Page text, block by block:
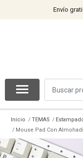
Envío
Inicio TEMAS
Mouse Pad Con